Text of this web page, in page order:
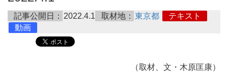
記事公開日： 2022.4.1 取材地： 東京都
テキスト
動画
（取材、文・木原匡康）